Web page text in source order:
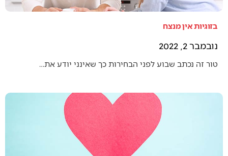
בזוגיות אין מנצח
נובמבר 2, 2022
טור זה נכתב שבוע לפני הבחירות כך שאינני יודע את…